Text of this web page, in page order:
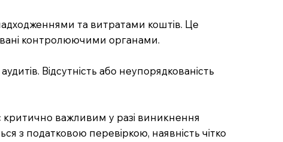
та витратами коштів. Це
контролюючими органами.
Відсутність або неупорядкованість
критично важливим у разі виникнення
з податковою перевіркою, наявність чітко